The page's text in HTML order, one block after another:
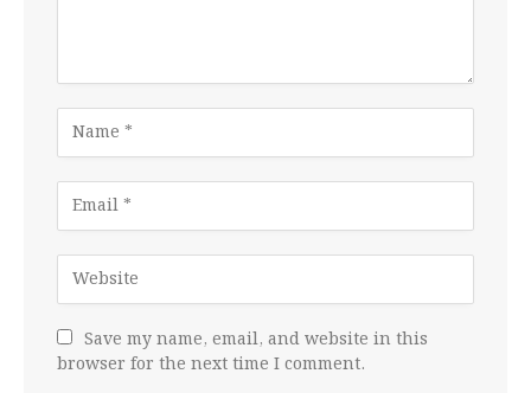
Save my name, email, and website in this
browser for the next time I comment.